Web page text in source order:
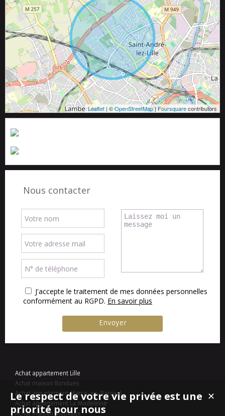
Leaflet | ©OpenStreetMap|Foursquarecontributors
Nous contacter
J'accepte le traitement de mes données personnelles
conformément au RGPD. En savoir plus
Achat appartement Lille
Achat maison Bondues
Achat appartement Marcq-en-Baroeul
Achat appartement La Madeleine
Achat maison Mouvaux
✕
Le respect de votre vie privée est une
priorité pour nous